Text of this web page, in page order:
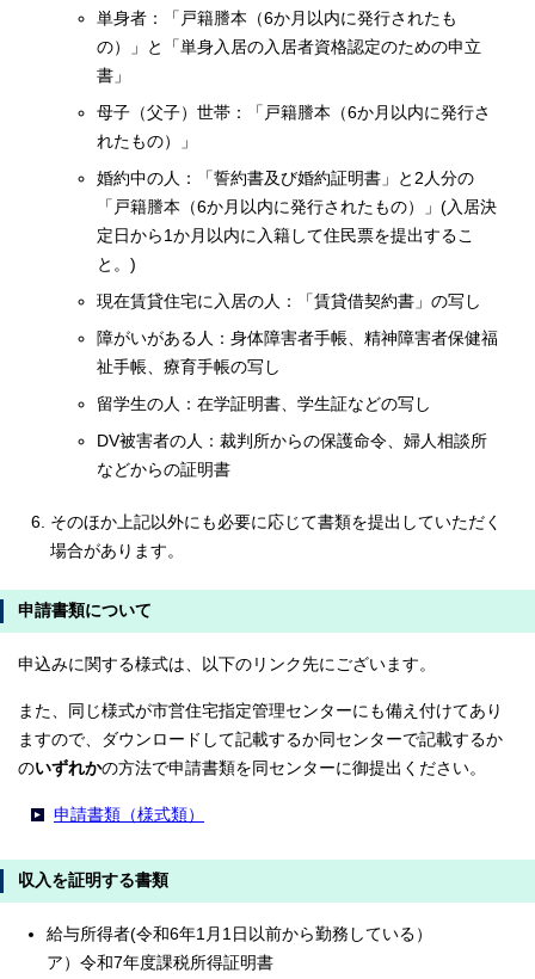
単身者：「戸籍謄本（6か月以内に発行されたも
の）」と「単身入居の入居者資格認定のための申立
書」
母子（父子）世帯：「戸籍謄本（6か月以内に発行さ
れたもの）」
婚約中の人：「誓約書及び婚約証明書」と2人分の
「戸籍謄本（6か月以内に発行されたもの）」(入居決
定日から1か月以内に入籍して住民票を提出するこ
と。)
現在賃貸住宅に入居の人：「賃貸借契約書」の写し
障がいがある人：身体障害者手帳、精神障害者保健福
祉手帳、療育手帳の写し
留学生の人：在学証明書、学生証などの写し
DV被害者の人：裁判所からの保護命令、婦人相談所
などからの証明書
そのほか上記以外にも必要に応じて書類を提出していただく
場合があります。
申請書類について
申込みに関する様式は、以下のリンク先にございます。
また、同じ様式が市営住宅指定管理センターにも備え付けてあり
ますので、ダウンロードして記載するか同センターで記載するか
のいずれかの方法で申請書類を同センターに御提出ください。
申請書類（様式類）
収入を証明する書類
給与所得者(令和6年1月1日以前から勤務している）
ア）令和7年度課税所得証明書